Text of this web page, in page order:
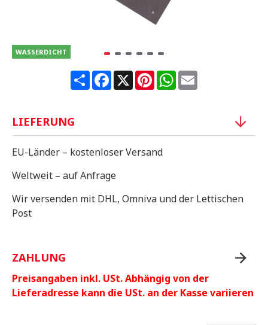
WASSERDICHT
ShareFacebook
X PinterestWhatsApp
Email
LIEFERUNG
EU-Länder – kostenloser Versand
Weltweit – auf Anfrage
Wir versenden mit DHL, Omniva und der Lettischen
Post
ZAHLUNG
Preisangaben inkl. USt. Abhängig von der
Lieferadresse kann die USt. an der Kasse variieren